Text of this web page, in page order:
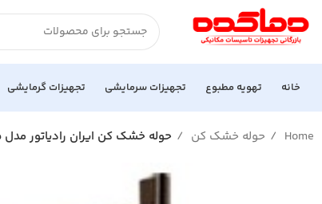
خانه تهویه مطبوع تجهیزات سرمایشی تجهیزات گرمایشی
Home حوله خشک کن حوله خشک کن ایران رادیاتور مدل TR15- توقف فروش